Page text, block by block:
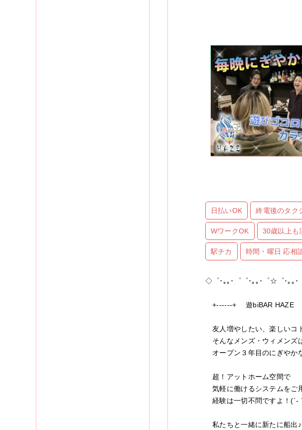
日払いOK 終電後のタク
WワークOK 30歳以上も
駅チカ 時間・曜日 応相
◇゜･｡｡･゜゜･｡｡･゜☆゜･｡｡･
+------+ 遊biBAR HAZE
友人増やしたい、楽しいコ
そんなメンズ・ウィメンズ
オープン３年目のにぎやか
超！アットホーム空間で
気軽に働けるシステムをご
経験は一切不問ですよ！(´-
私たちと一緒に新たに船出♪